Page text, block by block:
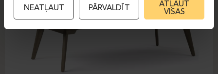
NEATĻAUT PĀRVALDĪT
ATĻAUT
VISAS